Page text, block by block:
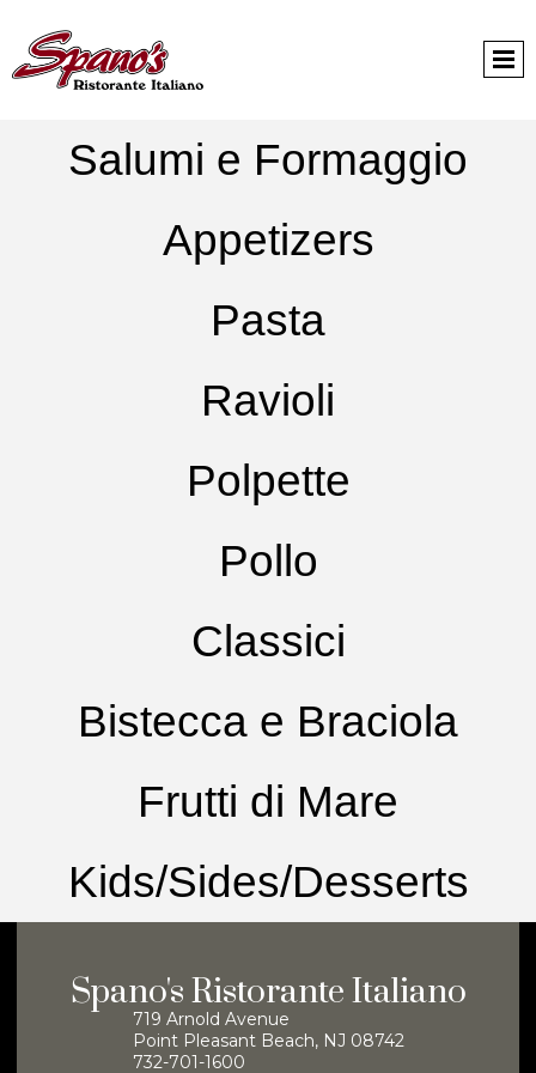
Salumi e Formaggio
Appetizers
Pasta
Ravioli
Polpette
Pollo
Classici
Bistecca e Braciola
Frutti di Mare
Kids/Sides/Desserts
Spano's Ristorante Italiano
719 Arnold Avenue
Point Pleasant Beach, NJ 08742
732-701-1600